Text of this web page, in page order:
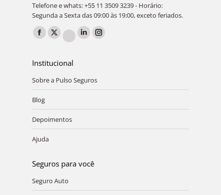
Telefone e whats: +55 11 3509 3239 - Horário:
Segunda a Sexta das 09:00 às 19:00, exceto feriados.
Encontre-nos em:
Facebook
opens
in
new
window
X
opens
in
new
YouTube
opens
in
new
Linkedin
new
Instagram
new
Institucional
Sobre a Pulso Seguros
Blog
Depoimentos
Ajuda
Seguros para você
Seguro Auto